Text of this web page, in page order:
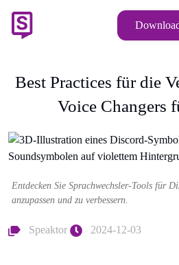
Best Practices für die
Voice Changers
Entdecken Sie Sprachwechsler-Tools für
anzupassen und zu verbessern.
Speaktor 2024-12-03